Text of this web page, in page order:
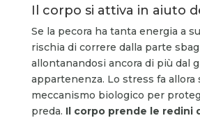
Il corpo si attiva in aiuto
Se la pecora ha tanta energia a
rischia di correre dalla parte
allontanandosi ancora di più dal
appartenenza. Lo stress fa allora
meccanismo biologico per
preda. Il corpo prende le redini